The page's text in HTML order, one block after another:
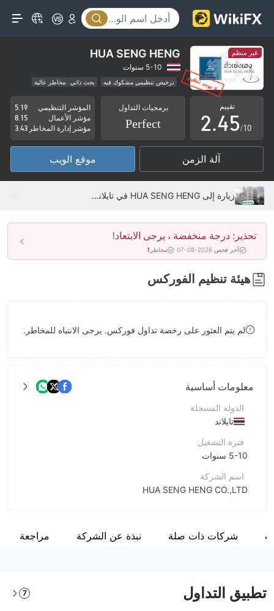
غير منظم HUA SENG HENG
5-10 سنوات
ترخيص تنظيمي مشكوك فيه بحث ذاتي مخاطر عالية
تقييم
0
1
2
3
4
5
6
7
8
9
.
0
1
2
3
4
5
6
7
8
9
1
2
3
4
5
6
7
8
9
/10
برمجيات التداول
Perfect
المؤشر التنظيمي
5.19
مؤشر الأعمال
8.15
مؤشر إدارة المخاطر 3.43
آلة الزمن موقع الويب
زيارة إلى HUA SENG HENG في تايلاند - تم العثور على المكتب
تحذير: درجة منخفضة ، يرجى الابتعاد!
آخر فحص 2026-08-07 مخاطر 1
هيئة تنظيم الفوركس
لم يتم العثور على رخصة تداول فوركس. يرجى الانتباه للمخاطر.
معلومات أساسية
الدولة المسجلة
تايلاند
فترة التشغيل
5-10 سنوات
اسم الشركة
HUA SENG HENG CO.,LTD
موظفو الشركة
شركات ذات صلة نبذة عن الشركة مراجعة
تطبيق التداول 7